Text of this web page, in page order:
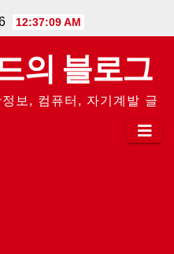
12:37:09 AM
의 블로그
보, 컴퓨터, 자기계발 글